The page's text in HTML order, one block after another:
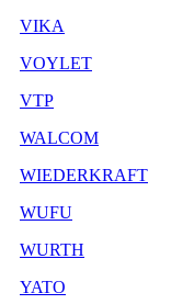
VIKA
VOYLET
VTP
WALCOM
WIEDERKRAFT
WUFU
WURTH
YATO